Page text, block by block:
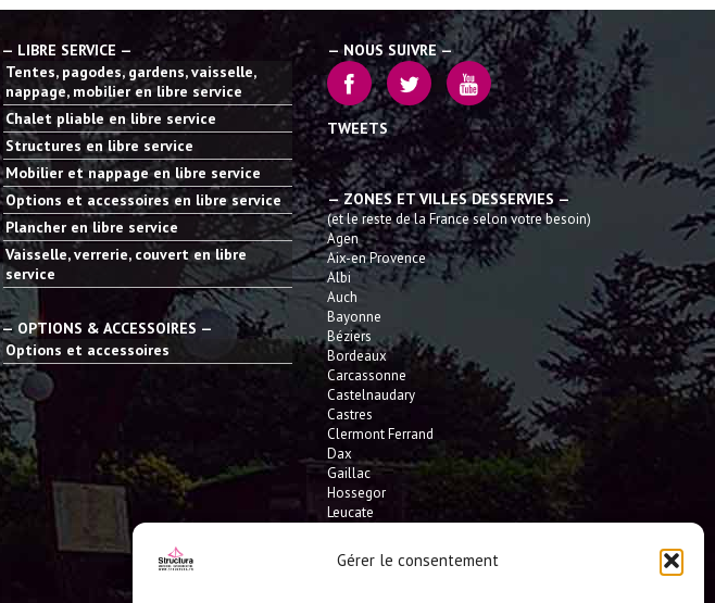
Gérer le consentement
— LIBRE SERVICE —
Tentes, pagodes, gardens, vaisselle,
nappage, mobilier en libre service
Chalet pliable en libre service
Structures en libre service
Mobilier et nappage en libre service
Options et accessoires en libre service
Plancher en libre service
Vaisselle, verrerie, couvert en libre
service
— OPTIONS & ACCESSOIRES —
Options et accessoires
— NOUS SUIVRE —
TWEETS
— ZONES ET VILLES DESSERVIES —
(et le reste de la France selon votre besoin)
Agen
Aix-en Provence
Albi
Auch
Bayonne
Béziers
Bordeaux
Carcassonne
Castelnaudary
Castres
Clermont Ferrand
Dax
Gaillac
Hossegor
Leucate
L'Isle Jourdain
Montauban